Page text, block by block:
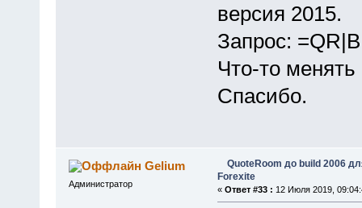
версия 2015.
Запрос:
Что-то
Спасибо.
Gelium
Администратор
QuoteRoom до build 2006
Forexite
« Ответ #33 : 12 Июля 2019,